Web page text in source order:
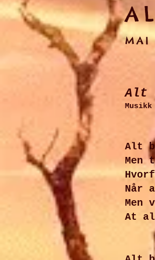
MAI
Alt
Alt
Men
Når
At